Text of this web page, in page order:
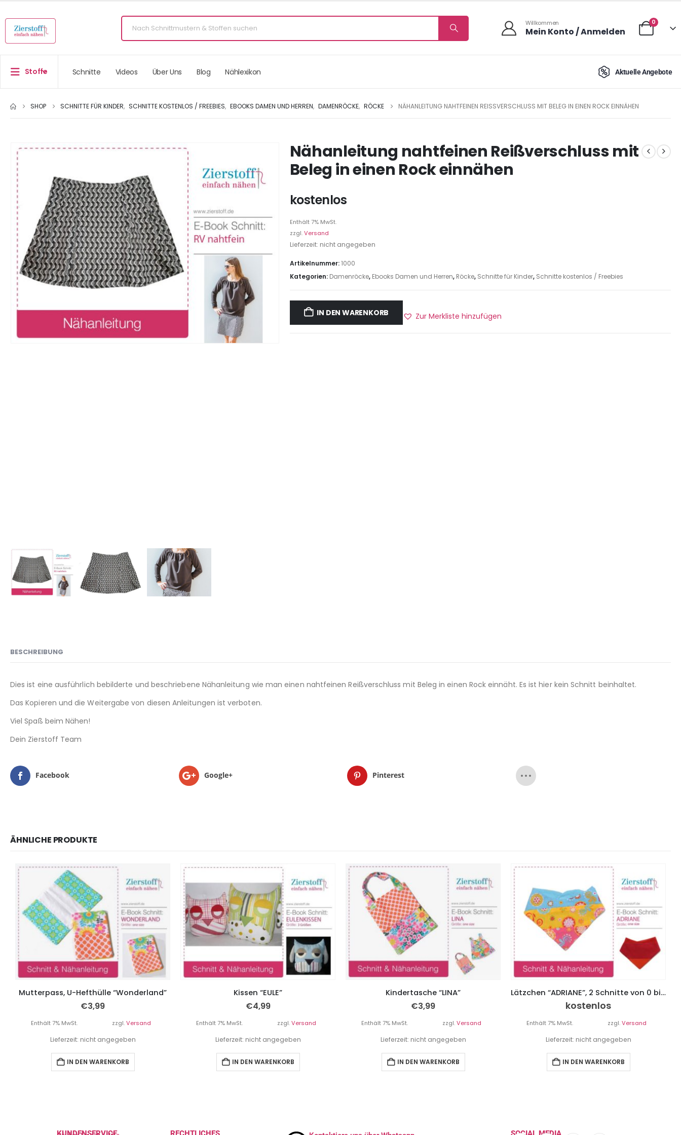
Willkommen
Mein Konto / Anmelden
0
Stoffe Schnitte Videos Über Uns Blog Nählexikon Aktuelle Angebote
SHOP SCHNITTE FÜR KINDER, SCHNITTE KOSTENLOS / FREEBIES, EBOOKS DAMEN UND HERREN, DAMENRÖCKE, RÖCKE NÄHANLEITUNG NAHTFEINEN REISSVERSCHLUSS MIT BELEG IN EINEN ROCK EINNÄHEN
Nähanleitung nahtfeinen Reißverschluss mit
Beleg in einen Rock einnähen
kostenlos
Enthält 7% MwSt.
zzgl.Versand
Lieferzeit: nicht angegeben
Artikelnummer:1000
Kategorien: Damenröcke, Ebooks Damen und Herren, Röcke, Schnitte für Kinder, Schnitte kostenlos / Freebies
IN DEN WARENKORB Zur Merkliste hinzufügen
BESCHREIBUNG
Dies ist eine ausführlich bebilderte und beschriebene Nähanleitung wie man einen nahtfeinen Reißverschluss mit Beleg in einen Rock einnäht. Es ist hier kein Schnitt beinhaltet.
Das Kopieren und die Weitergabe von diesen Anleitungen ist verboten.
Viel Spaß beim Nähen!
Dein Zierstoff Team
Facebook Google+ Pinterest
ÄHNLICHE PRODUKTE
Mutterpass, U-Hefthülle “Wonderland”
€3,99
Enthält 7% MwSt. zzgl.Versand
Lieferzeit: nicht angegeben
IN DEN WARENKORB
Kissen “EULE”
€4,99
Enthält 7% MwSt. zzgl.Versand
Lieferzeit: nicht angegeben
IN DEN WARENKORB
Kindertasche “LINA”
€3,99
Enthält 7% MwSt. zzgl.Versand
Lieferzeit: nicht angegeben
IN DEN WARENKORB
Lätzchen “ADRIANE”, 2 Schnitte von 0 bis 18 Monate
kostenlos
Enthält 7% MwSt. zzgl.Versand
Lieferzeit: nicht angegeben
IN DEN WARENKORB